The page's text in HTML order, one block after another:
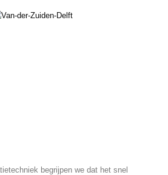
begrijpen we dat het snel